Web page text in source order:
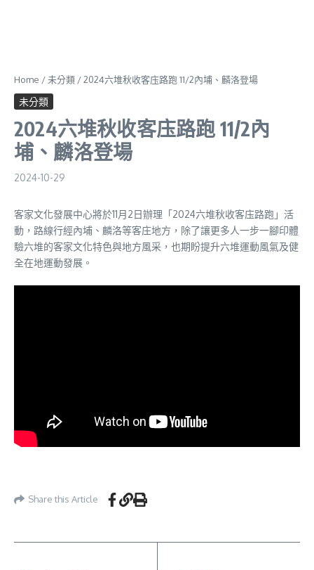
Home /未分類 /2024六堆秋收客庒路跑 11/2內埔、麟洛登場
未分類
2024六堆秋收客庒路跑 11/2內
埔、麟洛登場
2024-10-29
客家文化發展中心將於11月2日辦理「2024六堆秋收客庒路跑」活
動，路線行經內埔、麟洛等客庄地方，除了讓更多人一步一腳印體
驗六堆的客家文化特色與地方風采，也期盼提升六堆運動風氣及健
全在地運動發展。
Share this Article